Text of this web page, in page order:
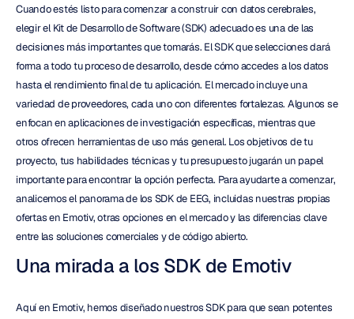
Cuando estés listo para comenzar a construir con datos cerebrales,
elegir el Kit de Desarrollo de Software (SDK) adecuado es una de las
decisiones más importantes que tomarás. El SDK que selecciones dará
forma a todo tu proceso de desarrollo, desde cómo accedes a los datos
hasta el rendimiento final de tu aplicación. El mercado incluye una
variedad de proveedores, cada uno con diferentes fortalezas. Algunos se
enfocan en aplicaciones de investigación específicas, mientras que
otros ofrecen herramientas de uso más general. Los objetivos de tu
proyecto, tus habilidades técnicas y tu presupuesto jugarán un papel
importante para encontrar la opción perfecta. Para ayudarte a comenzar,
analicemos el panorama de los SDK de EEG, incluidas nuestras propias
ofertas en Emotiv, otras opciones en el mercado y las diferencias clave
entre las soluciones comerciales y de código abierto.
Una mirada a los SDK de Emotiv
Aquí en Emotiv, hemos diseñado nuestros SDK para que sean potentes